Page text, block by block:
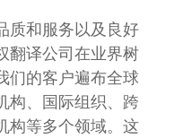
质和服务以及良好
翻译公司在业界树
们的客户遍布全球
构、国际组织、跨
构等多个领域。这